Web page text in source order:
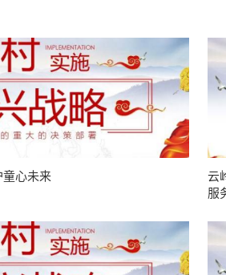
子女 守护童心未来
云
服